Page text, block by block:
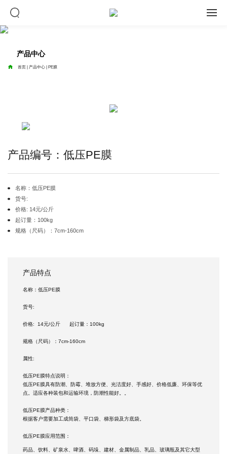
产品中心
 首页| 产品中心| PE膜
产品编号：低压PE膜
名称：低压PE膜
货号:
价格: 14元/公斤
起订量：100kg
规格（尺码）：7cm-160cm
产品特点
名称：低压PE膜
货号:
价格: 14元/公斤 起订量：100kg
规格（尺码）：7cm-160cm
属性:
低压PE膜特点说明：
低压PE膜具有防潮、防霉、堆放方便、光洁度好、手感好、价格低廉、环保等优
点。适应各种装包和运输环境，防潮性能好。。
低压PE膜产品种类：
根据客户需要加工成筒袋、平口袋、梯形袋及方底袋。
低压PE膜应用范围：
药品、饮料、矿泉水、啤酒、码垛、建材、金属制品、乳品、玻璃瓶及其它大型